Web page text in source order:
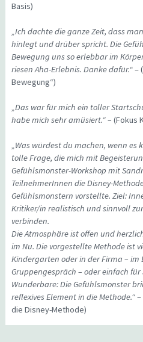
Basis)
„Ich dachte die ganze Zeit, dass
hinlegt und drüber spricht. Die
Bewegung uns so erlebbar im
riesen Aha-Erlebnis. Danke dafür.“–
Bewegung“)
„Das war für mich ein toller
habe mich sehr amüsiert.“ – (Fokus
„Was würdest du machen, wenn es
tolle Frage, die mich mit
Gefühlsmonster-Workshop mit
TeilnehmerInnen die Disney-
Gefühlsmonstern vorstellte. Ziel:
Kritiker/in realistisch und sinnvoll
verbinden.
Die Atmosphäre ist offen und
im Nu. Die vorgestellte Methode ist
Kindergarten oder in der Firma – im
Gruppengespräch – oder einfach für
Wunderbare: Die Gefühlsmonster
reflexives Element in die Methode.“–
die Disney-Methode)